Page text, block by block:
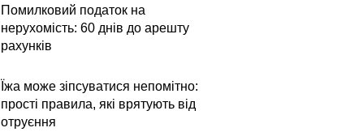
Помилковий податок на
нерухомість: 60 днів до арешту
рахунків
Їжа може зіпсуватися непомітно:
прості правила, які врятують від
отруєння